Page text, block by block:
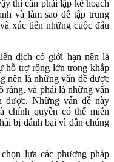
thì cần phải lập kế hoạch
và làm sao để tập trung
xúc tiến những cuộc đấu
dịch có giới hạn nên là
hỗ trợ rộng lớn trong khắp
nên là những vấn đề được
ràng, và phải là những vấn
được. Những vấn đề này
chính quyền có thể miễn
bị đánh bại vì dân chúng
lựa các phương pháp